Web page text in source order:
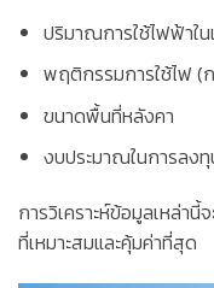
ปริมาณการใช้ไฟฟ้าใน
พฤติกรรมการใช้ไฟ (
ขนาดพื้นที่หลังคา
งบประมาณในการลง
การวิเคราะห์ข้อมูลเหล่า
ที่เหมาะสมและคุ้มค่าที่สุด